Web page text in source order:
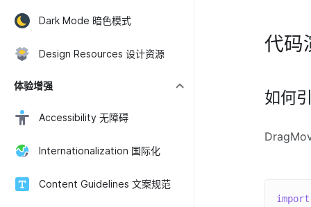
Dark Mode 暗色模式
Design Resources 设计资源
体验增强
Accessibility 无障碍
Internationalization 国际化
Content Guidelines 文案规范
代码
如何
import